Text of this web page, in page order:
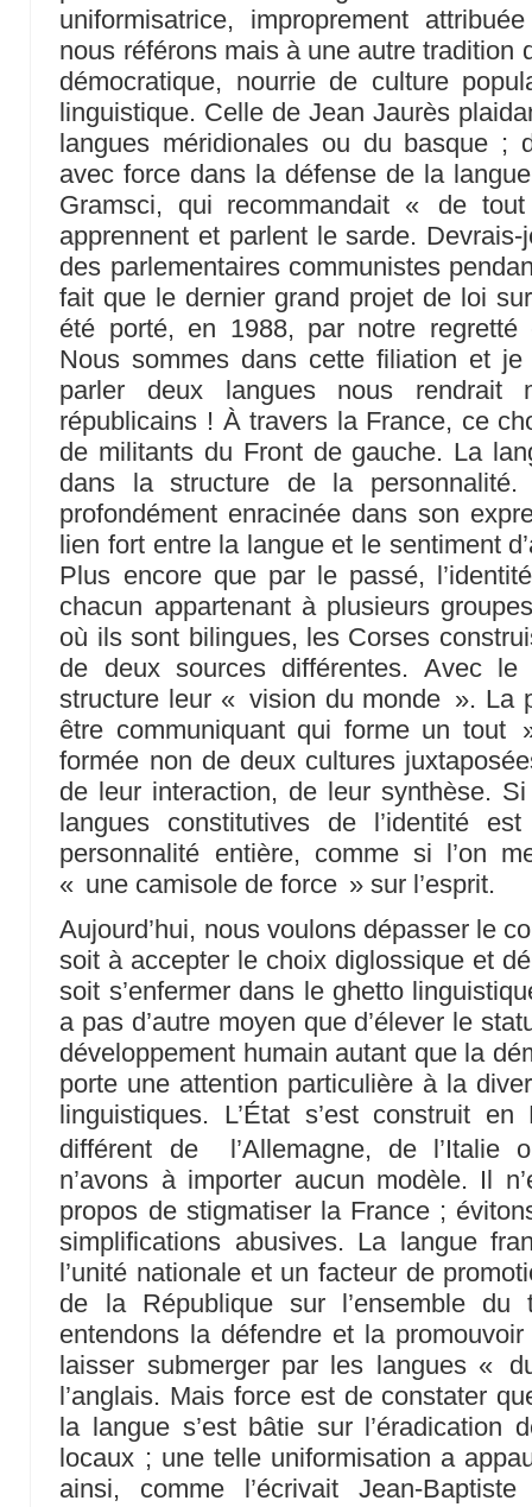
uniformisatrice, improprement
nous référons mais à une autre tradition
démocratique, nourrie de culture
linguistique. Celle de Jean Jaurès
langues méridionales ou du basque ;
avec force dans la défense de la
Gramsci, qui recommandait « de
apprennent et parlent le sarde.
des parlementaires communistes
fait que le dernier grand projet de loi
été porté, en 1988, par notre regretté
Nous sommes dans cette filiation et
parler deux langues nous rendrait
républicains ! À travers la France, ce
de militants du Front de gauche. La
dans la structure de la personnalité.
profondément enracinée dans son
lien fort entre la langue et le sentiment
Plus encore que par le passé,
chacun appartenant à plusieurs
où ils sont bilingues, les Corses
de deux sources différentes. Avec
structure leur « vision du monde ». La
être communiquant qui forme un tout
formée non de deux cultures
de leur interaction, de leur synthèse. Si
langues constitutives de l’identité
personnalité entière, comme si l’on
« une camisole de force » sur l’esprit.
Aujourd’hui, nous voulons dépasser le
soit à accepter le choix diglossique et
soit s’enfermer dans le ghetto
a pas d’autre moyen que d’élever le
développement humain autant que la
porte une attention particulière à la
linguistiques. L’État s’est construit
différent de l’Allemagne, de l’Italie
n’avons à importer aucun modèle. Il
propos de stigmatiser la France ;
simplifications abusives. La langue
l’unité nationale et un facteur de
de la République sur l’ensemble du
entendons la défendre et la
laisser submerger par les langues «
l’anglais. Mais force est de constater
la langue s’est bâtie sur l’éradication
locaux ; une telle uniformisation a
ainsi, comme l’écrivait Jean-